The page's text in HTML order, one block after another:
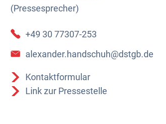
(Pressesprecher)
+49 30 77307-253
alexander.handschuh@dstgb.de
Kontaktformular
Link zur Pressestelle